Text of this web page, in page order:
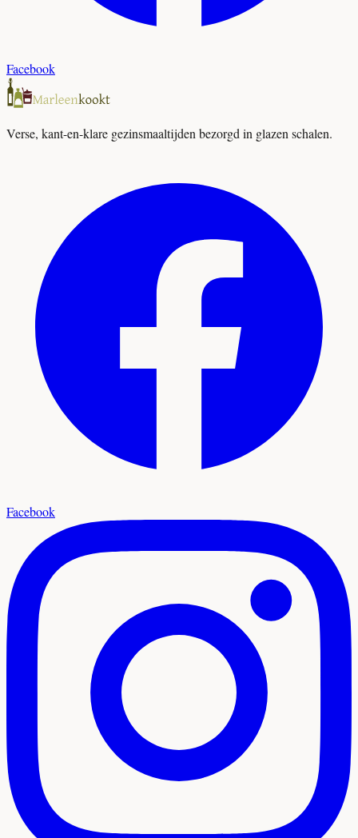
Facebook
Verse, kant-en-klare gezinsmaaltijden bezorgd in glazen schalen.
Facebook